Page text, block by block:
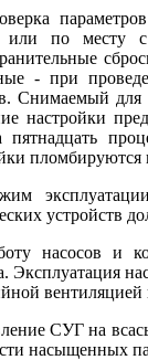
или по месту с
- при
Снимаемый для
настройки
пломбируются
устройств
насосов и
Эксплуатация
вентиляцией
СУГ на
насыщенных